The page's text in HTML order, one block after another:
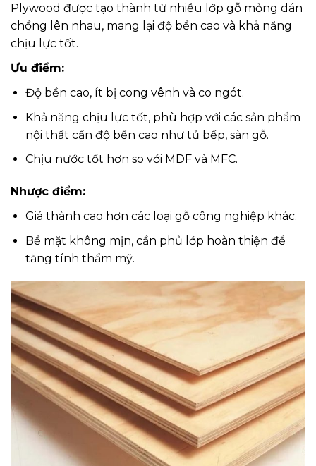
Plywood được tạo thành từ nhiều lớp gỗ mỏng dán
chồng lên nhau, mang lại độ bền cao và khả năng
chịu lực tốt.
Ưu điểm:
Độ bền cao, ít bị cong vênh và co ngót.
Khả năng chịu lực tốt, phù hợp với các sản phẩm
nội thất cần độ bền cao như tủ bếp, sàn gỗ.
Chịu nước tốt hơn so với MDF và MFC.
Nhược điểm:
Giá thành cao hơn các loại gỗ công nghiệp khác.
Bề mặt không mịn, cần phủ lớp hoàn thiện để
tăng tính thẩm mỹ.